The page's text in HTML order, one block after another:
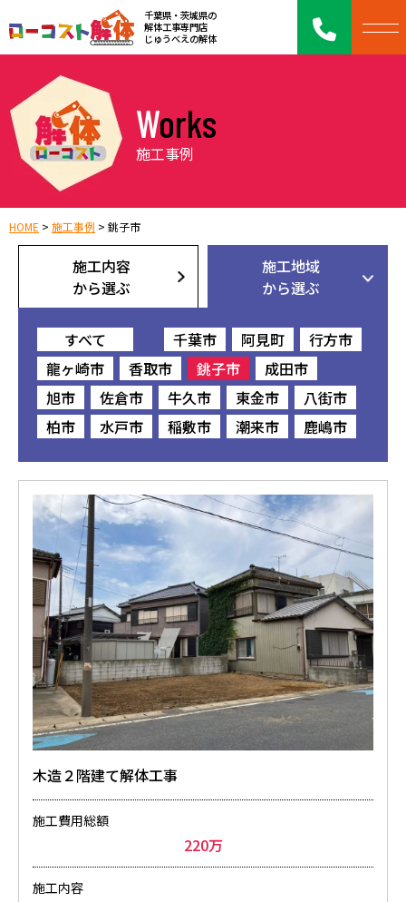
千葉県・茨城県の
解体工事専門店
じゅうべえの解体
Works
施工事例
HOME > 施工事例 > 銚子市
施工内容
から選ぶ
施工地域
から選ぶ
すべて 千葉市 阿見町
行方市
龍ヶ崎市
香取市 銚子市
成田市
旭市
佐倉市 牛久市 東金市
八街市
柏市
水戸市 稲敷市 潮来市 鹿嶋市
木造２階建て解体工事
施工費用総額
220万
施工内容